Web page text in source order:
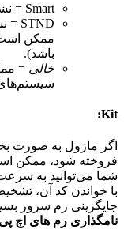
Smart = نشان‌دهنده HPE SmartMemory (رایج‌ترین).
باشد).
خالی
Kit:
اگر ماژول به صورت
فروخته شود، ممکن است
با خواندن کد آن،
جایگزینی رم سرور
نامگذاری رم های اچ